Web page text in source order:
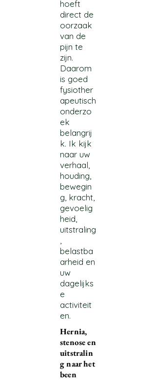
hoeft
direct de
oorzaak
van de
pijn te
zijn.
Daarom
is goed
fysiother
apeutisch
onderzo
ek
belangrij
k. Ik kijk
naar uw
verhaal,
houding,
bewegin
g, kracht,
gevoelig
heid,
uitstraling
belastba
arheid en
uw
dagelijks
e
activiteit
en.
Hernia,
stenose en
uitstralin
g naar het
been